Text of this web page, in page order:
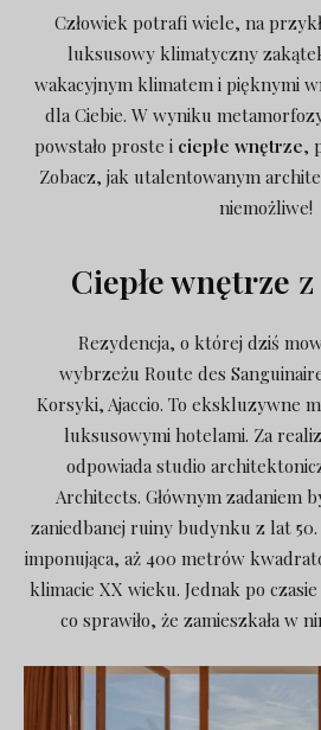
Człowiek potrafi wiele, na
luksusowy klimatyczny
wakacyjnym klimatem i pięknymi
dla Ciebie. W wyniku
powstało proste i ciepłe wnętrze,
Zobacz, jak utalentowanym
niemożliwe!
Ciepłe wnętrze
Rezydencja, o której dziś
wybrzeżu Route des
Korsyki, Ajaccio. To ekskluzywne
luksusowymi hotelami. Za
odpowiada studio
Architects. Głównym zadaniem
zaniedbanej ruiny budynku z lat
imponująca, aż 400 metrów
klimacie XX wieku. Jednak po
co sprawiło, że zamieszkała w